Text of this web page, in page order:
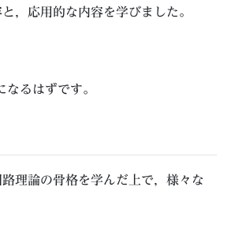
，応用的な内容を学びました。
るはずです。
理論の骨格を学んだ上で，様々な